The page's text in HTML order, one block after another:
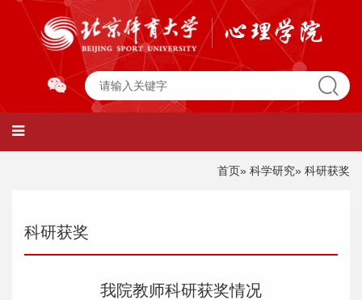
首页» 科学研究» 科研获奖
科研获奖
我院教师科研获奖情况